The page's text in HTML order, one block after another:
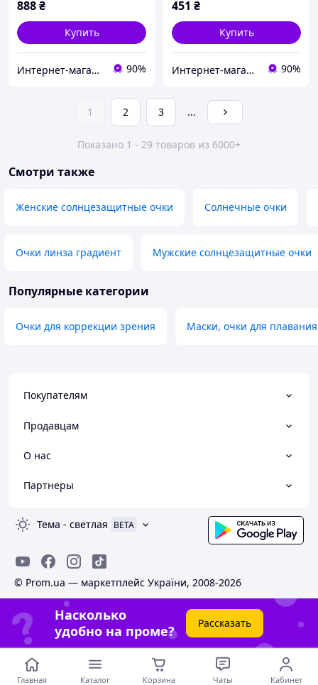
888₴
Купить
Интернет-магазин Счастливый Клуб 90%
451 ₴
Купить
Интернет-магазин Счастливый Клуб 90%
1 2 3 ...
Показано 1 - 29 товаров из 6000+
Смотри также
Женские солнцезащитные очки Солнечные очки
Очки линза градиент Мужские солнцезащитные очки
Популярные категории
Очки для коррекции зрения Маски, очки для плавания
Покупателям
Продавцам
О нас
Партнеры
Тема - светлая BETA
© Prom.ua — маркетплейс України, 2008-2026
Насколько
удобно на проме?
Рассказать
Главная Каталог Корзина Чаты Кабинет